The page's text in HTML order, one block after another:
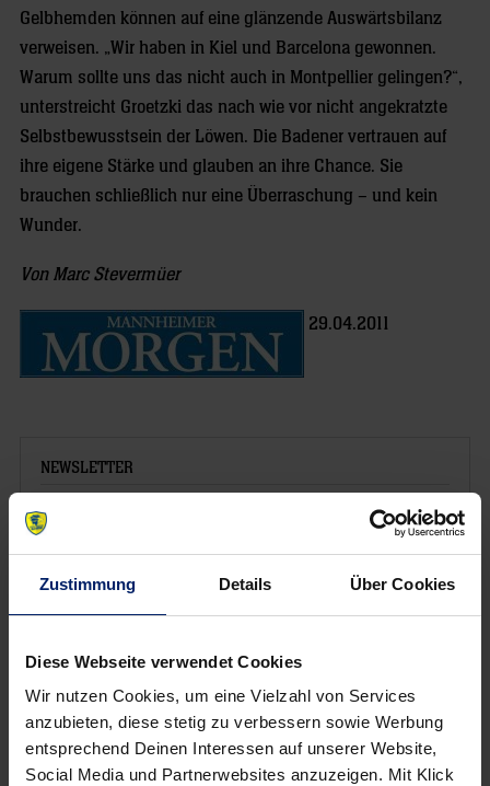
Zustimmung Details Über Cookies
Diese Webseite verwendet Cookies
Wir nutzen Cookies, um eine Vielzahl von Services
anzubieten, diese stetig zu verbessern sowie Werbung
entsprechend Deinen Interessen auf unserer Website,
Social Media und Partnerwebsites anzuzeigen. Mit Klick
Gelbhemden können auf eine glänzende Auswärtsbilanz
verweisen. „Wir haben in Kiel und Barcelona gewonnen.
Warum sollte uns das nicht auch in Montpellier gelingen?“,
unterstreicht Groetzki das nach wie vor nicht angekratzte
Selbstbewusstsein der Löwen. Die Badener vertrauen auf
ihre eigene Stärke und glauben an ihre Chance. Sie
brauchen schließlich nur eine Überraschung – und kein
Wunder.
Von Marc Stevermüer
29.04.2011
NEWSLETTER